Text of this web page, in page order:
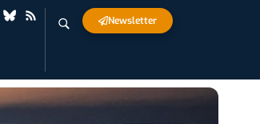
Newsletter